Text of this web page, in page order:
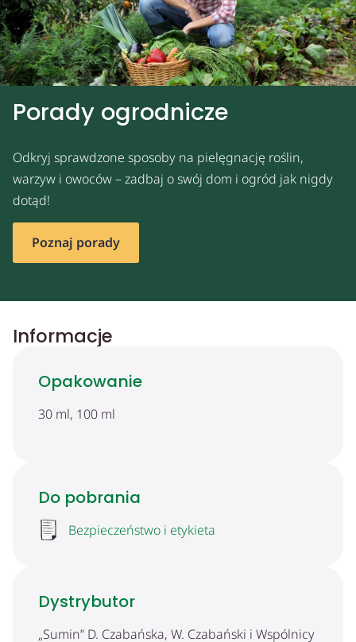
Porady ogrodnicze
Odkryj sprawdzone sposoby na pielęgnację roślin,
warzyw i owoców – zadbaj o swój dom i ogród jak nigdy
dotąd!
Poznaj porady
Informacje
Opakowanie
30 ml, 100 ml
Do pobrania
Bezpieczeństwo i etykieta
Dystrybutor
„Sumin” D. Czabańska, W. Czabański i Wspólnicy